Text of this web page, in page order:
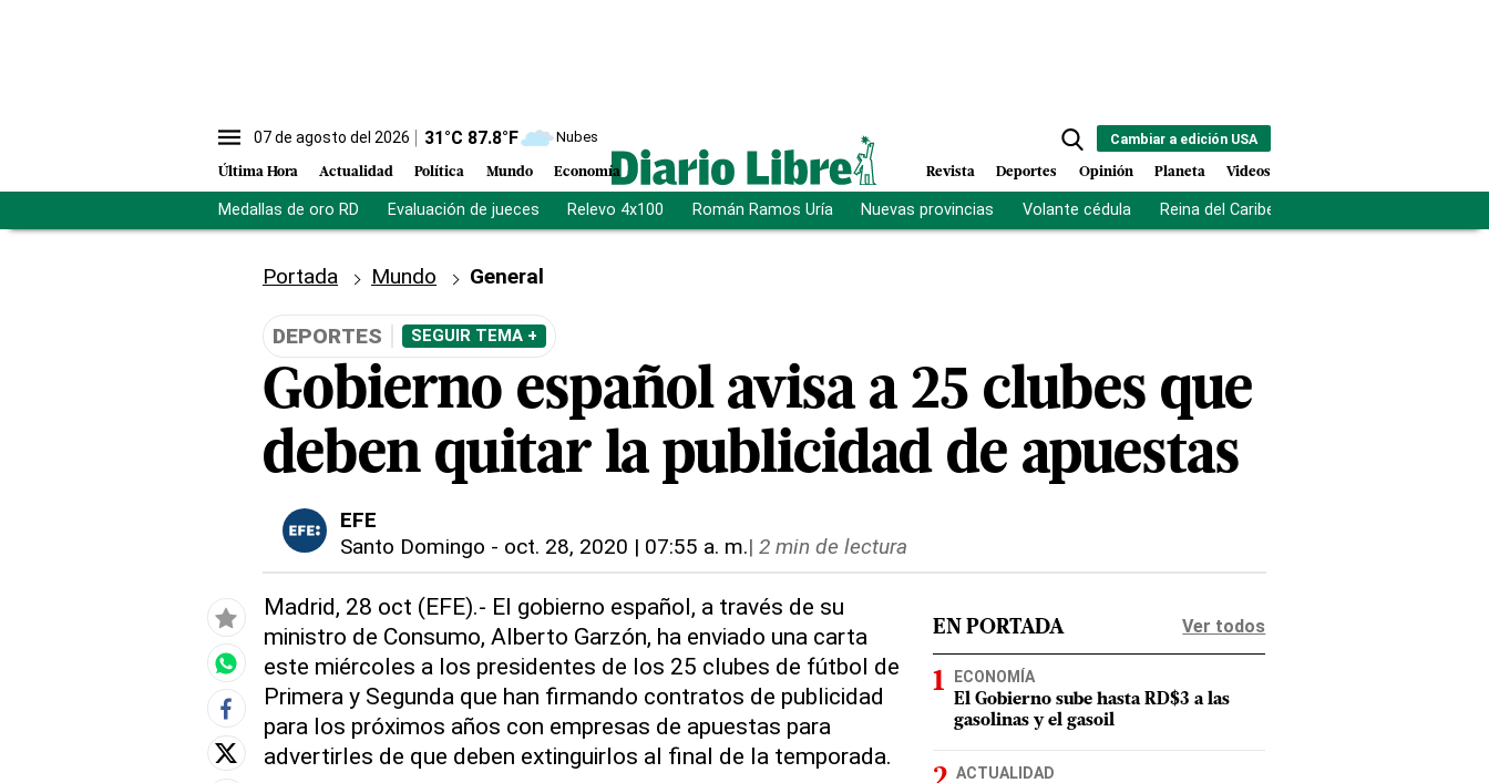
07 de agosto del 2026 31°C 87.8°F Nubes
Última Hora Actualidad Política Mundo Economía
Cambiar a edición USA
Revista Deportes Opinión Planeta Videos
Medallas de oro RD Evaluación de jueces Relevo 4x100 Román Ramos Uría Nuevas provincias Volante cédula Reina del Caribe
Portada Mundo General
DEPORTES SEGUIR TEMA +
Gobierno español avisa a 25 clubes que
deben quitar la publicidad de apuestas
EFE
Santo Domingo - oct. 28, 2020 | 07:55 a. m.| 2 min de lectura
Madrid, 28 oct (EFE).- El gobierno español, a través de su
ministro de Consumo, Alberto Garzón, ha enviado una carta
este miércoles a los presidentes de los 25 clubes de fútbol de
Primera y Segunda que han firmando contratos de publicidad
para los próximos años con empresas de apuestas para
advertirles de que deben extinguirlos al final de la temporada.
EN PORTADA Ver todos
ECONOMÍA
El Gobierno sube hasta RD$3 a las
gasolinas y el gasoil
ACTUALIDAD